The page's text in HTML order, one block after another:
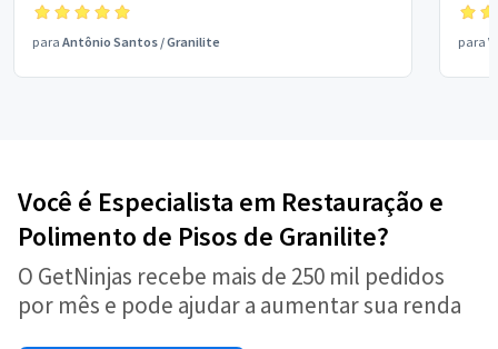
para Antônio Santos /Granilite para
Você é Especialista em Restauração e
Polimento de Pisos de Granilite?
O GetNinjas recebe mais de 250 mil pedidos
por mês e pode ajudar a aumentar sua renda